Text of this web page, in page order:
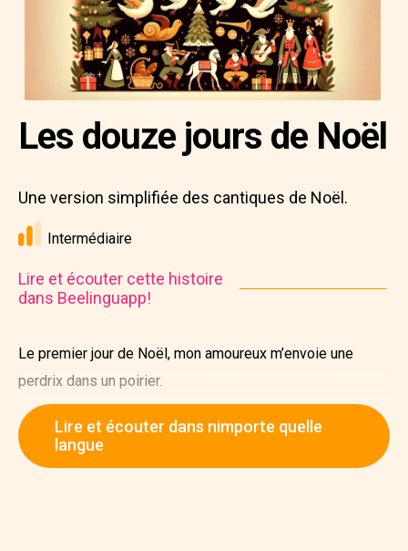
Les douze jours de Noël
Une version simplifiée des cantiques de Noël.
Intermédiaire
Lire et écouter cette histoire
dans Beelinguapp!
Le premier jour de Noël, mon amoureux m’envoie une
perdrix dans un poirier.
Lire et écouter dans nimporte quelle
langue